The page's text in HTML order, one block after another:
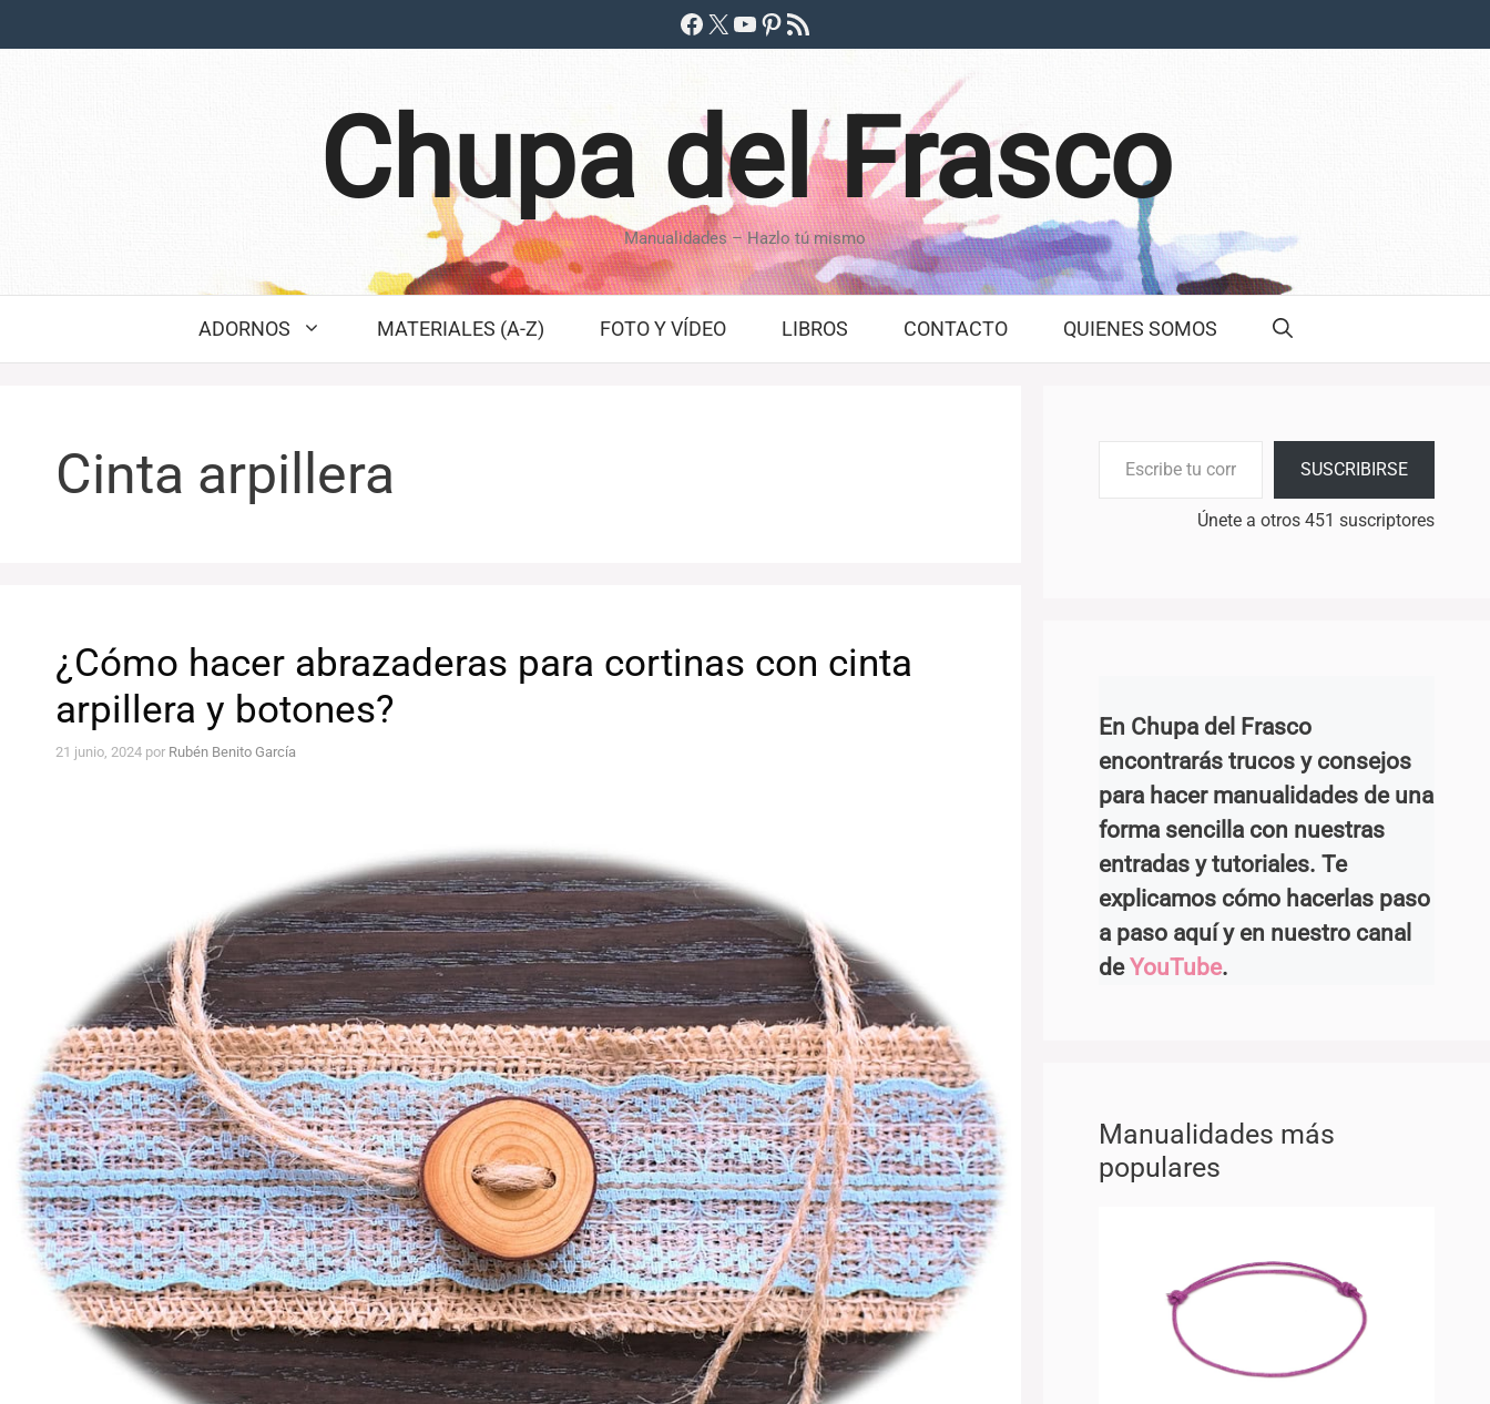
al
Facebook
X YouTube
Pinterest
Feed RSS
Chupa del Frasco
Manualidades – Hazlo tú mismo
ADORNOS MATERIALES (A-Z) FOTO Y VÍDEO LIBROS CONTACTO QUIENES SOMOS
Cinta arpillera
¿Cómo hacer abrazaderas para cortinas con cinta
arpillera y botones?
21 junio, 2024 por Rubén Benito García
SUSCRIBIRSE
Únete a otros 451 suscriptores
En Chupa del Frasco
encontrarás trucos y consejos
para hacer manualidades de una
forma sencilla con nuestras
entradas y tutoriales. Te
explicamos cómo hacerlas paso
a paso aquí y en nuestro canal
deYouTube.
Manualidades más
populares